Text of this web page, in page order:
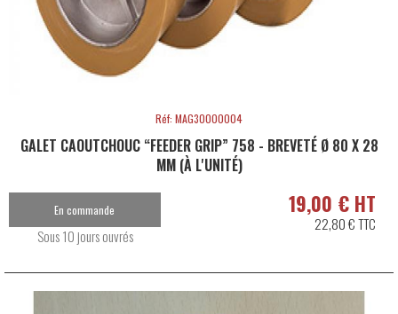
Réf: MAG30000004
GALET CAOUTCHOUC “FEEDER GRIP” 758 - BREVETÉ Ø 80 X 28
MM (À L'UNITÉ)
19,00 € HT
22,80 € TTC
En commande
Sous 10 jours ouvrés